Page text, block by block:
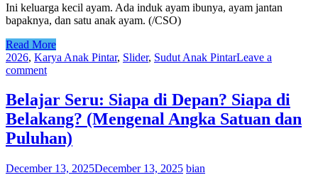
Ini keluarga kecil ayam. Ada induk ayam ibunya, ayam jantan
bapaknya, dan satu anak ayam. (/CSO)
Read More
2026, Karya Anak Pintar, Slider, Sudut Anak PintarLeave a
comment
Belajar Seru: Siapa di Depan? Siapa di
Belakang? (Mengenal Angka Satuan dan
Puluhan)
December 13, 2025December 13, 2025 bian